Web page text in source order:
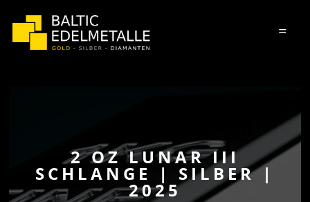
=
2 OZ LUNAR III
SCHLANGE | SILBER |
2025